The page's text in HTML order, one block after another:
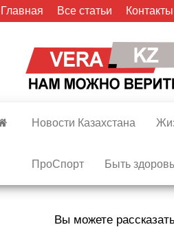
Главная Все статьи Контакты
Новости Казахстана
ПроСпорт Быть
Вы можете